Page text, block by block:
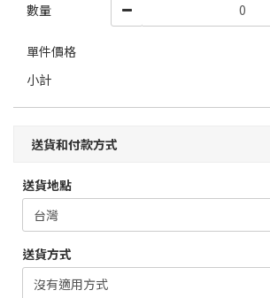
數量
單件價格
小計
送貨和付款方式
送貨地點
送貨方式